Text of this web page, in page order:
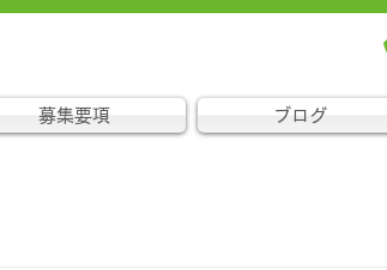
募集要項 ブログ